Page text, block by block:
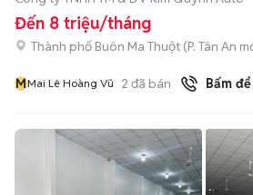
Đến 8 triệu/tháng
Thành phố Buôn Ma Thuột (P. Tân An
MMai Lê Hoàng Vũ 2 đã bán Bấm